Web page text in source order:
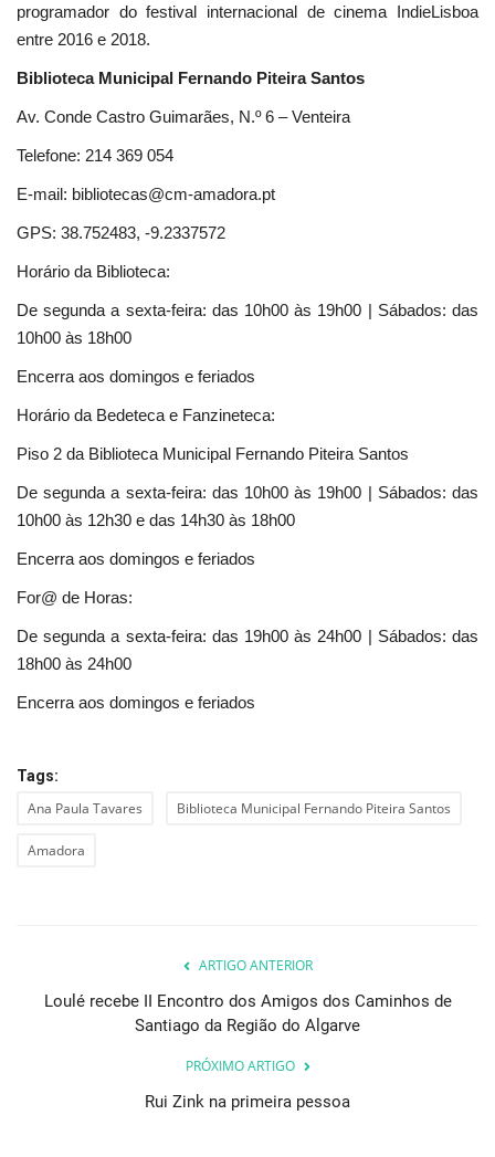
programador do festival internacional de cinema IndieLisboa
entre 2016 e 2018.
Biblioteca Municipal Fernando Piteira Santos
Av. Conde Castro Guimarães, N.º 6 – Venteira
Telefone: 214 369 054
E-mail: bibliotecas@cm-amadora.pt
GPS: 38.752483, -9.2337572
Horário da Biblioteca:
De segunda a sexta-feira: das 10h00 às 19h00 | Sábados: das
10h00 às 18h00
Encerra aos domingos e feriados
Horário da Bedeteca e Fanzineteca:
Piso 2 da Biblioteca Municipal Fernando Piteira Santos
De segunda a sexta-feira: das 10h00 às 19h00 | Sábados: das
10h00 às 12h30 e das 14h30 às 18h00
Encerra aos domingos e feriados
For@ de Horas:
De segunda a sexta-feira: das 19h00 às 24h00 | Sábados: das
18h00 às 24h00
Encerra aos domingos e feriados
Tags:
Ana Paula Tavares Biblioteca Municipal Fernando Piteira Santos
Amadora
ARTIGO ANTERIOR
Loulé recebe II Encontro dos Amigos dos Caminhos de
Santiago da Região do Algarve
PRÓXIMO ARTIGO
Rui Zink na primeira pessoa